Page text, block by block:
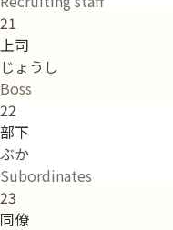
21
上司
じょうし
Boss
22
部下
ぶか
Subordinates
23
同僚